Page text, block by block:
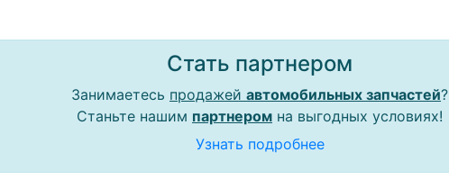
Стать партнером
Занимаетесь продажей автомобильных запчастей?
Станьте нашим партнером на выгодных условиях!
Узнать подробнее